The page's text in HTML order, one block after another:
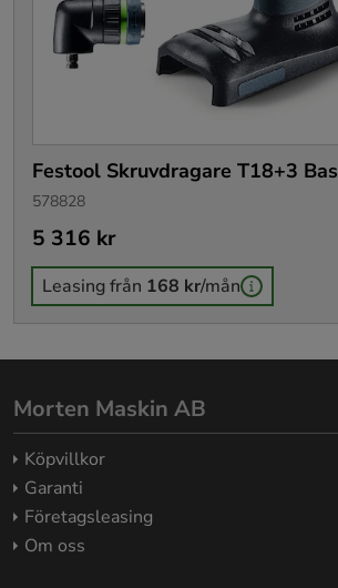
Festool Skruvdragare T18+3
578828
Pris:5 316 kr
5 316 kr
Leasing från 168 kr/mån
Morten Maskin AB
Köpvillkor
Garanti
Företagsleasing
Om oss